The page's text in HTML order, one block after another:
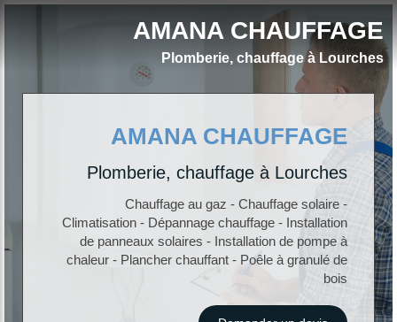
AMANA CHAUFFAGE
Plomberie, chauffage à Lourches
AMANA CHAUFFAGE
Plomberie, chauffage à Lourches
Chauffage au gaz - Chauffage solaire -
Climatisation - Dépannage chauffage - Installation
de panneaux solaires - Installation de pompe à
chaleur - Plancher chauffant - Poêle à granulé de
bois